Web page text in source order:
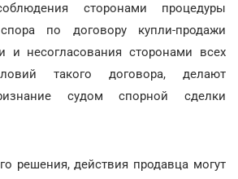
сторонами процедуры
по договору купли-продажи
и несогласования сторонами всех
такого договора, делают
судом спорной сделки
решения, действия продавца могут